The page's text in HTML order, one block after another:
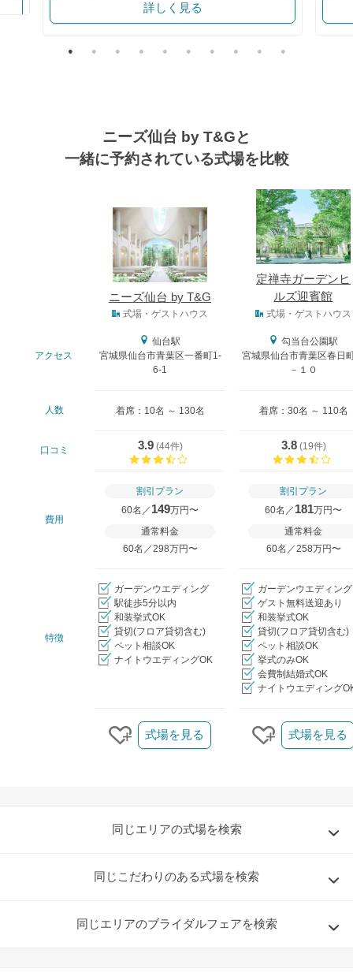
詳しく見る
ニーズ仙台 by T&Gと
一緒に予約されている式場を比較
ニーズ仙台 by T&G
定禅寺ガーデンヒ
ルズ迎賓館
式場・ゲストハウス 式場・ゲストハウス
アクセス
仙台駅
宮城県仙台市青葉区一番町1-
6-1
勾当台公園駅
宮城県仙台市青葉区春日
－１０
人数 着席：10名 ～ 130名 着席：30名 ～ 110名
口コミ 3.9(44件)
3.8(19件)
費用
割引プラン
60名／ 149万円〜
通常料金
60名／298万円〜
割引プラン
60名／ 181万円〜
通常料金
60名／258万円〜
特徴
ガーデンウエディング
駅徒歩5分以内
和装挙式OK
貸切(フロア貸切含む)
ペット相談OK
ナイトウエディングOK
ガーデンウエディング
ゲスト無料送迎あり
和装挙式OK
貸切(フロア貸切含む)
ペット相談OK
挙式のみOK
会費制結婚式OK
ナイトウエディング
クリップする
式場を見る
クリップする
式場を見る
同じエリアの式場を検索
同じこだわりのある式場を検索
同じエリアのブライダルフェアを検索